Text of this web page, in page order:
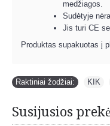
medžiagos.
Sudėtyje
Jis turi CE
Produktas supakuotas į
Raktiniai žodžiai: KIK
Susijusios